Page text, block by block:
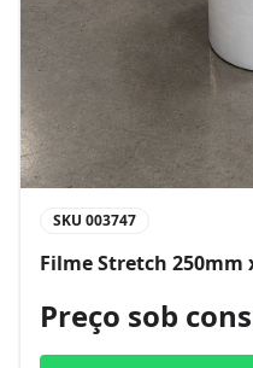
SKU 003747
Filme Stretch 250mm
Preço sob